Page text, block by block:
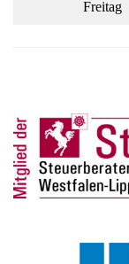
Freitag